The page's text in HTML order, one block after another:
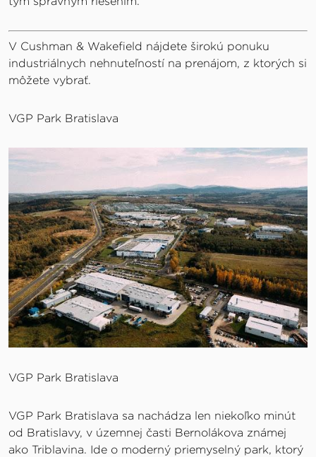
V Cushman & Wakefield nájdete širokú ponuku
industriálnych nehnuteľností na prenájom, z ktorých si
môžete vybrať.
VGP Park Bratislava
VGP Park Bratislava
VGP Park Bratislava sa nachádza len niekoľko minút
od Bratislavy, v územnej časti Bernolákova známej
ako Triblavina. Ide o moderný priemyselný park, ktorý